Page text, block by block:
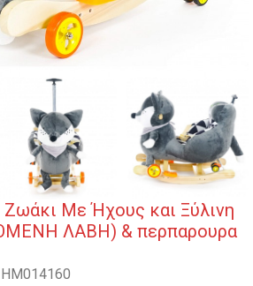
Ζωάκι Με Ήχους και Ξύλινη
ΛΑΒΗ) & περπαρουρα
HM014160